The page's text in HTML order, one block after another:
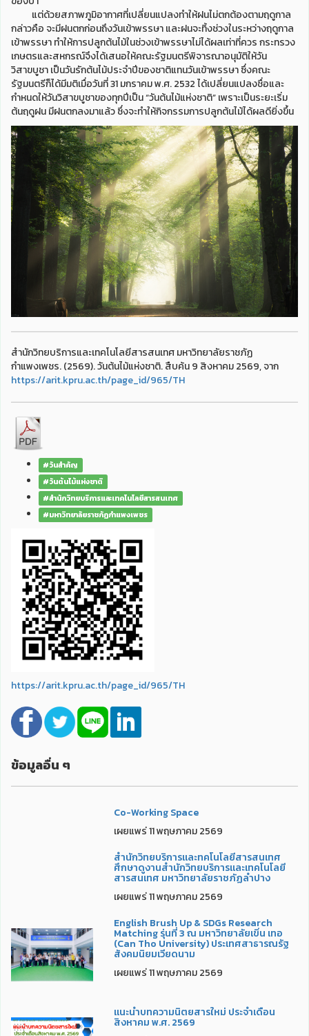
แต่ด้วยสภาพภูมิอากาศที่เปลี่ยนแปลงทำให้ฝนไม่ตกต้องตามฤดูกาล
กล่าวคือ จะมีฝนตกก่อนถึงวันเข้าพรรษา และฝนจะทิ้งช่วงในระหว่างฤดูกาล
เข้าพรรษา ทำให้การปลูกต้นไม้ในช่วงเข้าพรรษาไม่ได้ผลเท่าที่ควร กระทรวง
เกษตรและสหกรณ์จึงได้เสนอให้คณะรัฐมนตรีพิจารณาอนุมัติให้วัน
วิสาขบูชา เป็นวันรักต้นไม้ประจำปีของชาติแทนวันเข้าพรรษา ซึ่งคณะ
รัฐมนตรีก็ได้มีมติเมื่อวันที่ 31 มกราคม พ.ศ. 2532 ได้เปลี่ยนแปลงชื่อและ
กำหนดให้วันวิสาขบูชาของทุกปีเป็น “วันต้นไม้แห่งชาติ” เพราะเป็นระยะเริ่ม
ต้นฤดูฝน มีฝนตกลงมาแล้ว ซึ่งจะทำให้กิจกรรมการปลูกต้นไม้ได้ผลดียิ่งขึ้น
สำนักวิทยบริการและเทคโนโลยีสารสนเทศ มหาวิทยาลัยราชภัฏ
กำแพงเพชร. (2569). วันต้นไม้แห่งชาติ. สืบค้น 9 สิงหาคม 2569, จาก
https://arit.kpru.ac.th/page_id/965/TH
#วันสำคัญ
#วันต้นไม้แห่งชาติ
#สำนักวิทยบริการและเทคโนโลยีสารสนเทศ
#มหาวิทยาลัยราชภัฏกำแพงเพชร
https://arit.kpru.ac.th/page_id/965/TH
ข้อมูลอื่น ๆ
Co-Working Space
เผยแพร่ 11 พฤษภาคม 2569
สำนักวิทยบริการและทคโนโลยีสารสนเทศ
ศึกษาดูงานสำนักวิทยบริการและเทคโนโลยี
สารสนเทศ มหาวิทยาลัยราชภัฏลำปาง
เผยแพร่ 11 พฤษภาคม 2569
English Brush Up & SDGs Research
Matching รุ่นที่ 3 ณ มหาวิทยาลัยเขิ่น เทอ
(Can Tho University) ประเทศสาธารณรัฐ
สังคมนิยมเวียดนาม
เผยแพร่ 11 พฤษภาคม 2569
แนะนำบทความนิตยสารใหม่ ประจำเดือน
สิงหาคม พ.ศ. 2569